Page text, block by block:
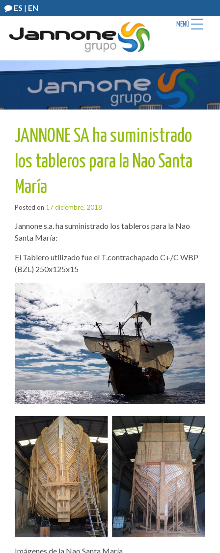
ES | EN
JANNONE SA ha suministrado
los tableros para la Nao Santa
María
Posted on 17 diciembre, 2018
Jannone s.a. ha suministrado los tableros para la Nao
Santa María:
El Tablero utilizado fue el T.contrachapado C+/C WBP
(BZL) 250x125x15
Imágenes de la Nao Santa María.
MENÚ